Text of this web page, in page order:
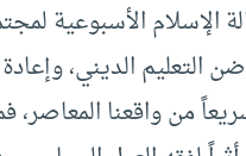
الأسبوعية
الديني، وإعادة
من واقعنا المعاصر،